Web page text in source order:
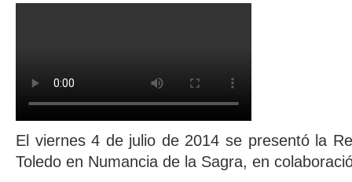
El viernes 4 de julio de 2014 se presentó la
Toledo en Numancia de la Sagra, en